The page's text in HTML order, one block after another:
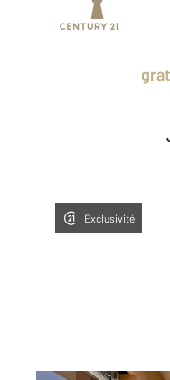
Exclusivité